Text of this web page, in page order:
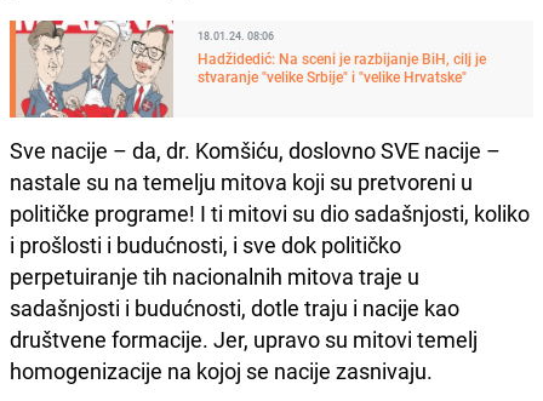
18.01.24. 08:06
Hadžidedić: Na sceni je razbijanje BiH, cilj je
stvaranje "velike Srbije" i "velike Hrvatske"
Sve nacije – da, dr. Komšiću, doslovno SVE nacije –
nastale su na temelju mitova koji su pretvoreni u
političke programe! I ti mitovi su dio sadašnjosti, koliko
i prošlosti i budućnosti, i sve dok političko
perpetuiranje tih nacionalnih mitova traje u
sadašnjosti i budućnosti, dotle traju i nacije kao
društvene formacije. Jer, upravo su mitovi temelj
homogenizacije na kojoj se nacije zasnivaju.